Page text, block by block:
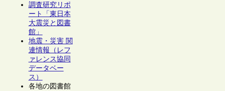
調査研究リポ
ート「東日本
大震災と図書
館」
地震・災害 関
連情報（レフ
ァレンス協同
データベー
ス）
各地の図書館